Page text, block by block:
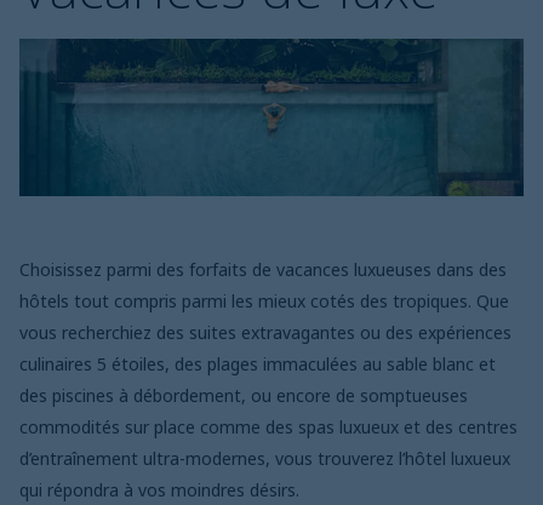
Choisissez parmi des forfaits de vacances luxueuses dans des
hôtels tout compris parmi les mieux cotés des tropiques. Que
vous recherchiez des suites extravagantes ou des expériences
culinaires 5 étoiles, des plages immaculées au sable blanc et
des piscines à débordement, ou encore de somptueuses
commodités sur place comme des spas luxueux et des centres
d’entraînement ultra-modernes, vous trouverez l’hôtel luxueux
qui répondra à vos moindres désirs.